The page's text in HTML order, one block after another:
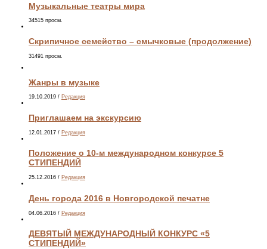
Музыкальные театры мира
34515 просм.
Скрипичное семейство – смычковые (продолжение)
31491 просм.
Жанры в музыке
19.10.2019 / Редакция
Приглашаем на экскурсию
12.01.2017 / Редакция
Положение о 10-м международном конкурсе 5
СТИПЕНДИЙ
25.12.2016 / Редакция
День города 2016 в Новгородской печатне
04.06.2016 / Редакция
ДЕВЯТЫЙ МЕЖДУНАРОДНЫЙ КОНКУРС «5
СТИПЕНДИЙ»